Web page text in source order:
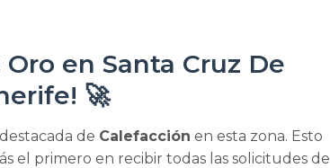
en Santa Cruz De
🚀
de Calefacción en esta zona. Esto
el primero en recibir todas las solicitudes de